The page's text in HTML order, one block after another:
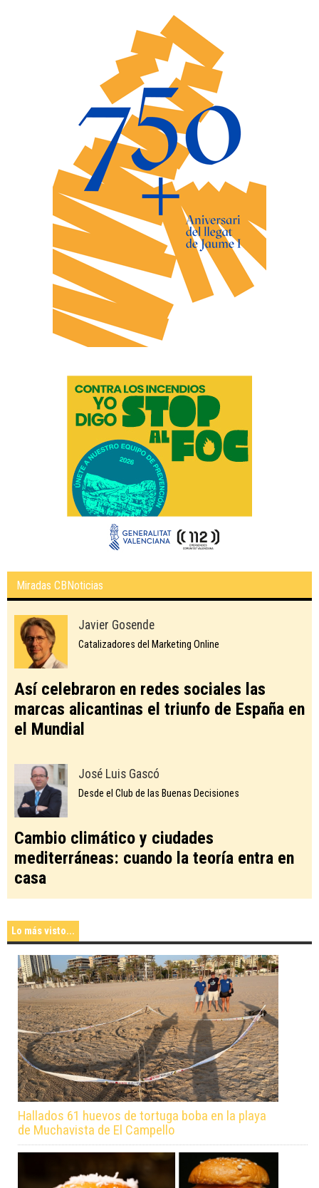
Miradas CBNoticias
Javier Gosende
Catalizadores del Marketing Online
Así celebraron en redes sociales las
marcas alicantinas el triunfo de España en
el Mundial
José Luis Gascó
Desde el Club de las Buenas Decisiones
Cambio climático y ciudades
mediterráneas: cuando la teoría entra en
casa
Lo más visto...
Hallados 61 huevos de tortuga boba en la playa
de Muchavista de El Campello